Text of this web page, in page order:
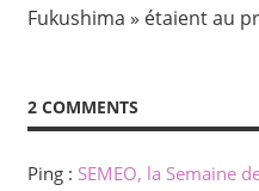
Fukushima » étaient au
2 COMMENTS
Ping : SEMEO, la Semaine